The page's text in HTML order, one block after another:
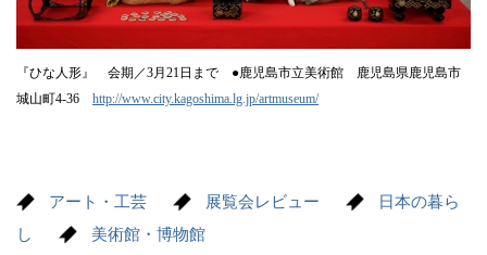
『ひな人形』 会期／3月21日まで ●鹿児島市立美術館 鹿児島県鹿児島市
城山町4-36 http://www.city.kagoshima.lg.jp/artmuseum/
アート・工芸 展覧会レビュー
日本の暮ら
し
美術館・博物館